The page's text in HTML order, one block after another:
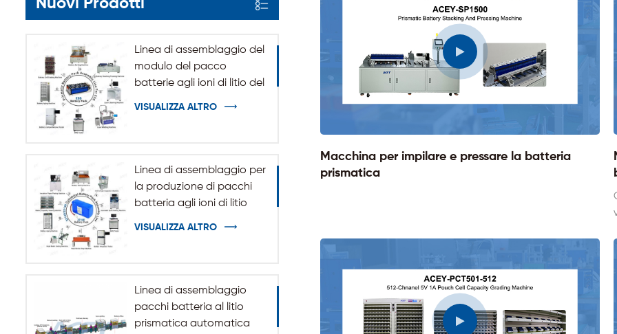
Nuovi Prodotti
Linea di assemblaggio del
modulo del pacco
batterie agli ioni di litio del
VISUALIZZA ALTRO
Linea di assemblaggio per
la produzione di pacchi
batteria agli ioni di litio
VISUALIZZA ALTRO
Linea di assemblaggio
pacchi batteria al litio
prismatica automatica
di scansione dei codici a barre in grado di tracciare i dati
di ciascuna cella, facilitando la gestione dei dati.
Macchina per impilare e pressare la batteria
prismatica